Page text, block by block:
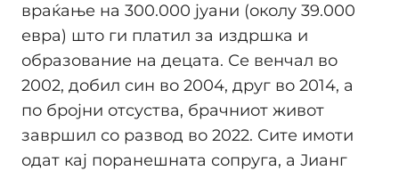
враќање на 300.000 јуани (околу 39.000
евра) што ги платил за издршка и
образование на децата. Се венчал во
2002, добил син во 2004, друг во 2014, а
по бројни отсуства, брачниот живот
завршил со развод во 2022. Сите имоти
одат кај поранешната сопруга, а Јианг